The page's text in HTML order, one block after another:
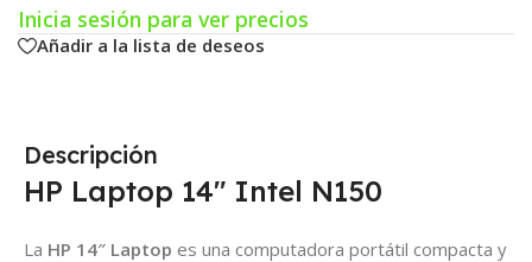
Inicia sesión para ver precios
Añadir a la lista de deseos
Descripción
HP Laptop 14″ Intel N150
La HP 14″ Laptop es una computadora portátil compacta y